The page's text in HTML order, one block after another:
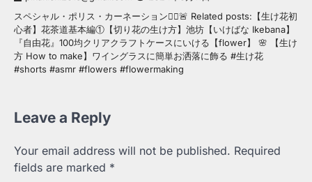
スペシャル・ポリス・カーネーション👮‍♂️🚨 Related posts:【生け花初
心者】花茶道基本編①【切り花の生け方】池坊【いけばな Ikebana】
『自由花』100均クリアクラフトケースにいける【flower】 🌸 【生け
方 How to make】ワイングラスに簡単お洒落に飾る #生け花
#shorts #asmr #flowers #flowermaking
Leave a Reply
Your email address will not be published. Required
fields are marked *